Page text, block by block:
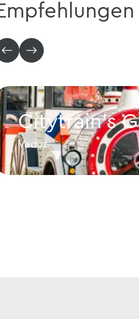
Citytrain's
Vaduz
Citytrain's Gold Paket